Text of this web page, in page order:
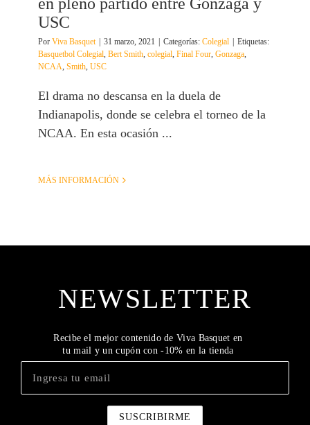
USC
Por Viva Basquet | 31 marzo, 2021 | Categorías: Colegial | Etiquetas:
Basquetbol Colegial Bert Smith colegial Final Four Gonzaga
NCAA Smith USC
El drama no descansa en la duela de
Indianapolis, donde se celebra el torneo de la
NCAA. En esta ocasión ...
MÁS INFORMACIÓN
NEWSLETTER
Recibe el mejor contenido de Viva Basquet en
tu mail y un cupón con -10% en la tienda